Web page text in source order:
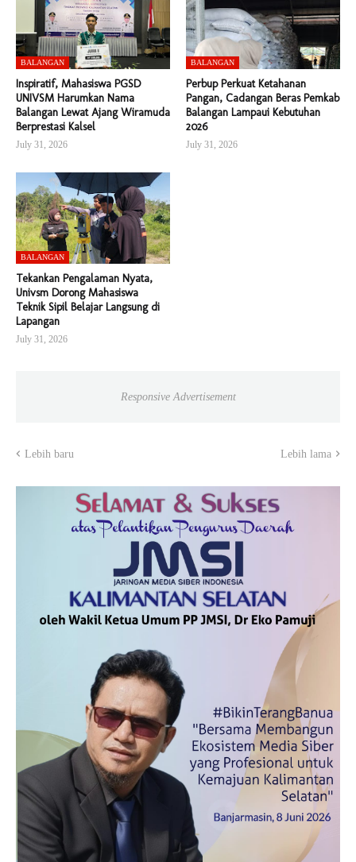
BALANGAN
Inspiratif, Mahasiswa PGSD
UNIVSM Harumkan Nama
Balangan Lewat Ajang Wiramuda
Berprestasi Kalsel
July 31, 2026
BALANGAN
Perbup Perkuat Ketahanan
Pangan, Cadangan Beras Pemkab
Balangan Lampaui Kebutuhan
2026
July 31, 2026
BALANGAN
Tekankan Pengalaman Nyata,
Univsm Dorong Mahasiswa
Teknik Sipil Belajar Langsung di
Lapangan
July 31, 2026
Responsive Advertisement
Lebih baru Lebih lama